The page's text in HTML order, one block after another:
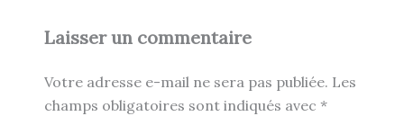
Laisser un commentaire
Votre adresse e-mail ne sera pas publiée. Les
champs obligatoires sont indiqués avec *